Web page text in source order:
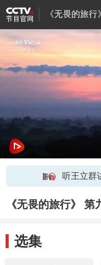
《无畏的旅行》
听王立群
《无畏的旅行》 第
选集